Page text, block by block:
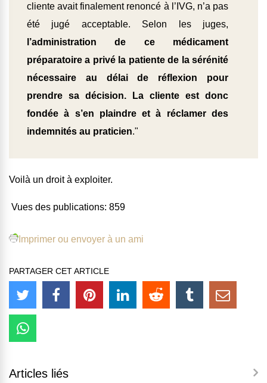
cliente avait finalement renoncé à l’IVG, n’a pas
été jugé acceptable. Selon les juges,
l’administration de ce médicament
préparatoire a privé la patiente de la sérénité
nécessaire au délai de réflexion pour
prendre sa décision. La cliente est donc
fondée à s’en plaindre et à réclamer des
indemnités au praticien."
Voilà un droit à exploiter.
Vues des publications: 859
Imprimer ou envoyer à un ami
PARTAGER CET ARTICLE
Articles liés